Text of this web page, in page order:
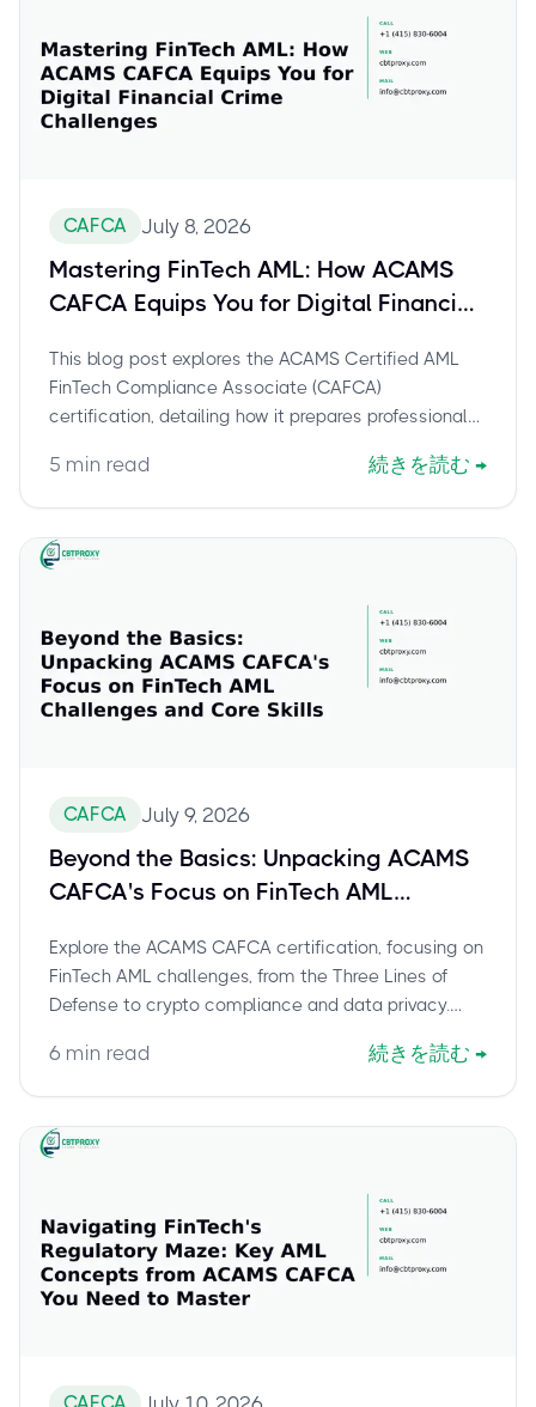
CAFCA July 8, 2026
Mastering FinTech AML: How ACAMS
CAFCA Equips You for Digital Financial
This blog post explores the ACAMS Certified AML
FinTech Compliance Associate (CAFCA)
certification, detailing how it prepares professionals
challenges. Discover CAFCA's curriculum addressing
remote onboarding, crypto compliance, data privacy,
experts with critical financial-crime judgment.
5 min read 続きを読む →
CAFCA July 9, 2026
Beyond the Basics: Unpacking ACAMS
CAFCA's Focus on FinTech AML
Explore the ACAMS CAFCA certification, focusing on
FinTech AML challenges, from the Three Lines of
Defense to crypto compliance and data privacy.
judgment, and how this credential equips
professionals for digital financial services. Discover
pay-after-pass service.
6 min read 続きを読む →